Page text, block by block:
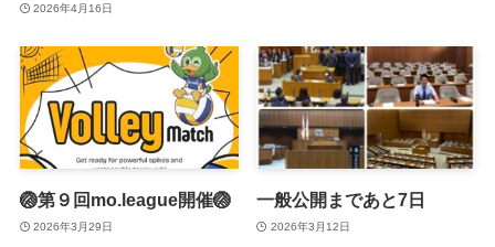
2026年4月16日
🏐第９回mo.league開催🏐
2026年3月29日
一般公開まであと7日
2026年3月12日